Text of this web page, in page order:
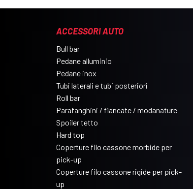
ACCESSORI AUTO
Bull bar
Pedane alluminio
Pedane inox
Tubi laterali e tubi posteriori
Roll bar
Parafanghini / fiancate / modanature
Spoiler tetto
Hard top
Coperture filo cassone morbide per
pick-up
Coperture filo cassone rigide per pick-
up